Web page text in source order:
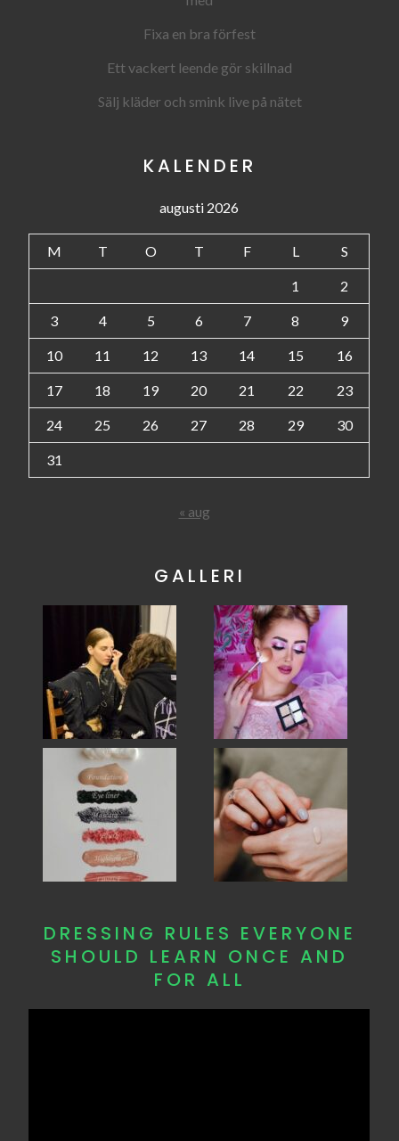
Fixa en bra förfest
Ett vackert leende gör skillnad
Sälj kläder och smink live på nätet
KALENDER
augusti 2026
M T O T F L S
1 2
3 4 5 6 7 8 9
10 11 12 13 14 15 16
17 18 19 20 21 22 23
24 25 26 27 28 29 30
31
« aug
GALLERI
DRESSING RULES EVERYONE
SHOULD LEARN ONCE AND
FOR ALL